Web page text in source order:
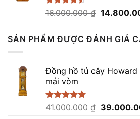
Được xếp
16.000.000₫ Giá
là:
SẢN PHẨM ĐƯỢC ĐÁNH GIÁ
Đồng hồ tủ cây Howard
mái vòm
Được xếp
41.000.000₫ Giá